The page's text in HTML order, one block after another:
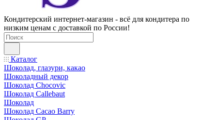
Кондитерский интернет-магазин - всё для кондитера по
низким ценам с доставкой по России!
Каталог
Шоколад, глазури, какао
Шоколадный декор
Шоколад Chocovic
Шоколад Callebaut
Шоколад
Шоколад Cacao Barry